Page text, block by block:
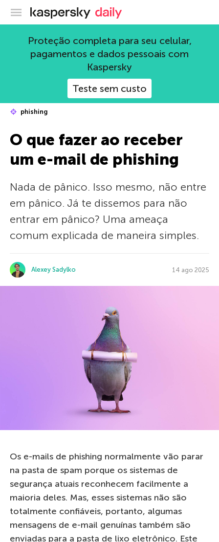
Blog oficial da Kaspersky
Proteção completa para seu celular,
pagamentos e dados pessoais com
Kaspersky
Teste sem custo
phishing
O que fazer ao receber
um e-mail de phishing
Nada de pânico. Isso mesmo, não entre
em pânico. Já te dissemos para não
entrar em pânico? Uma ameaça
comum explicada de maneira simples.
Alexey Sadylko 14 ago 2025
Os e-mails de phishing normalmente vão parar
na pasta de spam porque os sistemas de
segurança atuais reconhecem facilmente a
maioria deles. Mas, esses sistemas não são
totalmente confiáveis, portanto, algumas
mensagens de e-mail genuínas também são
enviadas para a pasta de lixo eletrônico. Este